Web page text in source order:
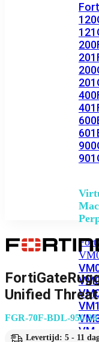
VM
Unified
FGR-70F-BDL-950-36
Levertijd: 5 - 11